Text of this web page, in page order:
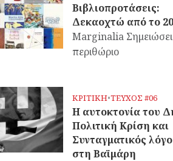
Βιβλιοπροτάσεις:
Δεκαοχτώ από το
Marginalia
περιθώριο
ΚΡΙΤΙΚΗ•ΤΕΥΧΟΣ #06
Η αυτοκτονία του
Πολιτική Κρίση και
Συνταγματικός
στη Βαϊμάρη